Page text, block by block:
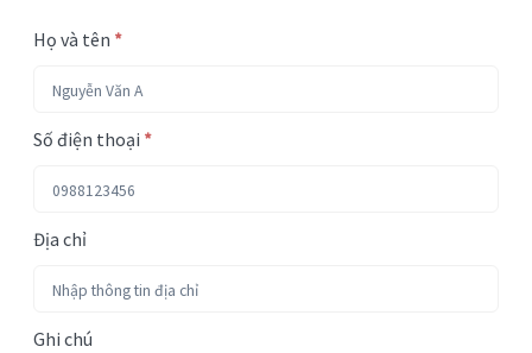
Họ và tên *
Số điện thoại *
Địa chỉ
Ghi chú